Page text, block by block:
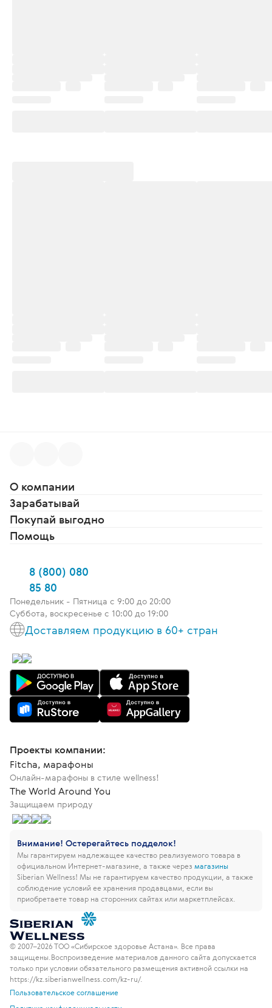
О компании
Зарабатывай
Покупай выгодно
Помощь
8 (800) 080
85 80
Понедельник - Пятница c 9:00 до 20:00
Суббота, воскресенье с 10:00 до 19:00
Доставляем продукцию в 60+ стран
Проекты компании:
Fitcha, марафоны
Онлайн-марафоны в стиле wellness!
The World Around You
Защищаем природу
Внимание! Остерегайтесь подделок!
Мы гарантируем надлежащее качество реализуемого товара в
официальном Интернет-магазине, а также через магазины
Siberian Wellness! Мы не гарантируем качество продукции, а также
соблюдение условий ее хранения продавцами, если вы
приобретаете товар на сторонних сайтах или маркетплейсах.
© 2007–2026 ТОО «Сибирское здоровье Астана». Все права
защищены. Воспроизведение материалов данного сайта допускается
только при условии обязательного размещения активной ссылки на
https://kz.siberianwellness.com/kz-ru/.
Пользовательское соглашение